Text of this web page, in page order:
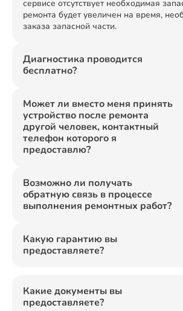
сервисе отсутствует необходимая
ремонта будет увеличен на время,
заказа запасной части.
Диагностика проводится
бесплатно?
Может ли вместо меня принять
устройство после ремонта
другой человек, контактный
телефон которого я
предоставлю?
Возможно ли получать
обратную связь в процессе
выполнения ремонтных работ?
Какую гарантию вы
предоставляете?
Какие документы вы
предоставляете?